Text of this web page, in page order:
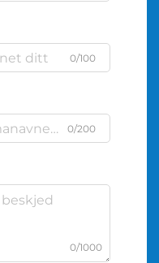
0/100
0/200
0/1000